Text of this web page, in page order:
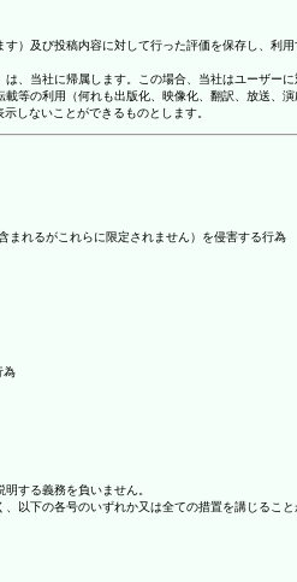
）及び投稿内容に対して行った評価を保存し、
、当社に帰属します。この場合、当社はユーザー
等の利用（何れも出版化、映像化、翻訳、放送
しないことができるものとします。
まれるがこれらに限定されません）を侵害する行為
為
する義務を負いません。
以下の各号のいずれか又は全ての措置を講じること